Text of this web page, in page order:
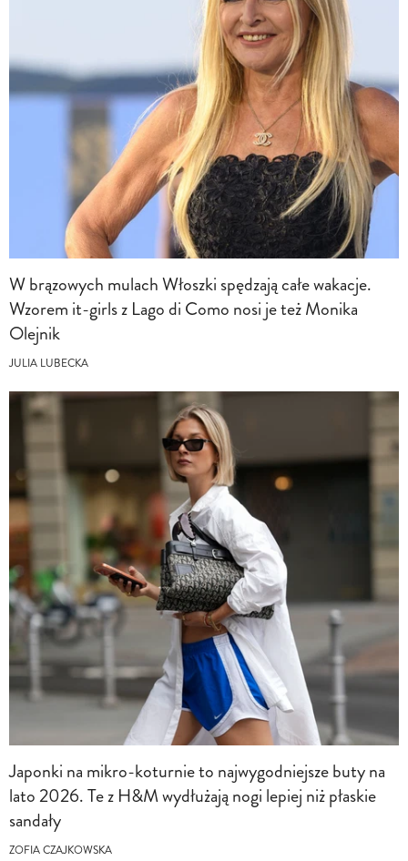
W brązowych mulach Włoszki spędzają całe wakacje.
Wzorem it-girls z Lago di Como nosi je też Monika
Olejnik
JULIA LUBECKA
Japonki na mikro-koturnie to najwygodniejsze buty na
lato 2026. Te z H&M wydłużają nogi lepiej niż płaskie
sandały
ZOFIA CZAJKOWSKA